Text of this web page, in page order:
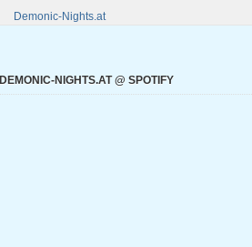
Demonic-Nights.at
DEMONIC-NIGHTS.AT @ SPOTIFY